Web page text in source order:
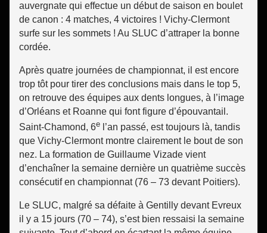
auvergnate qui effectue un début de saison en boulet
de canon : 4 matches, 4 victoires ! Vichy-Clermont
surfe sur les sommets ! Au SLUC d’attraper la bonne
cordée.
Après quatre journées de championnat, il est encore
trop tôt pour tirer des conclusions mais dans le top 5,
on retrouve des équipes aux dents longues, à l’image
d’Orléans et Roanne qui font figure d’épouvantail.
Saint-Chamond, 6e l’an passé, est toujours là, tandis
que Vichy-Clermont montre clairement le bout de son
nez. La formation de Guillaume Vizade vient
d’enchaîner la semaine dernière un quatrième succès
consécutif en championnat (76 – 73 devant Poitiers).
Le SLUC, malgré sa défaite à Gentilly devant Evreux
il y a 15 jours (70 – 74), s’est bien ressaisi la semaine